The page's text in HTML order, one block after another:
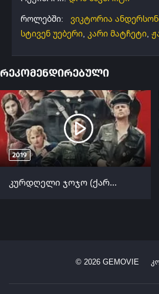
როლებში:
ვიკტორია
სტივენ უებერი, კარი მატჩეტი,
რეკომენდირებული
2019
კურდღელი ჯოჯო (ქართულად) / Jojo Rabbit (Kurdgeli Jojo Qartulad) ქართულად 2019
© 2026GEMOVIE